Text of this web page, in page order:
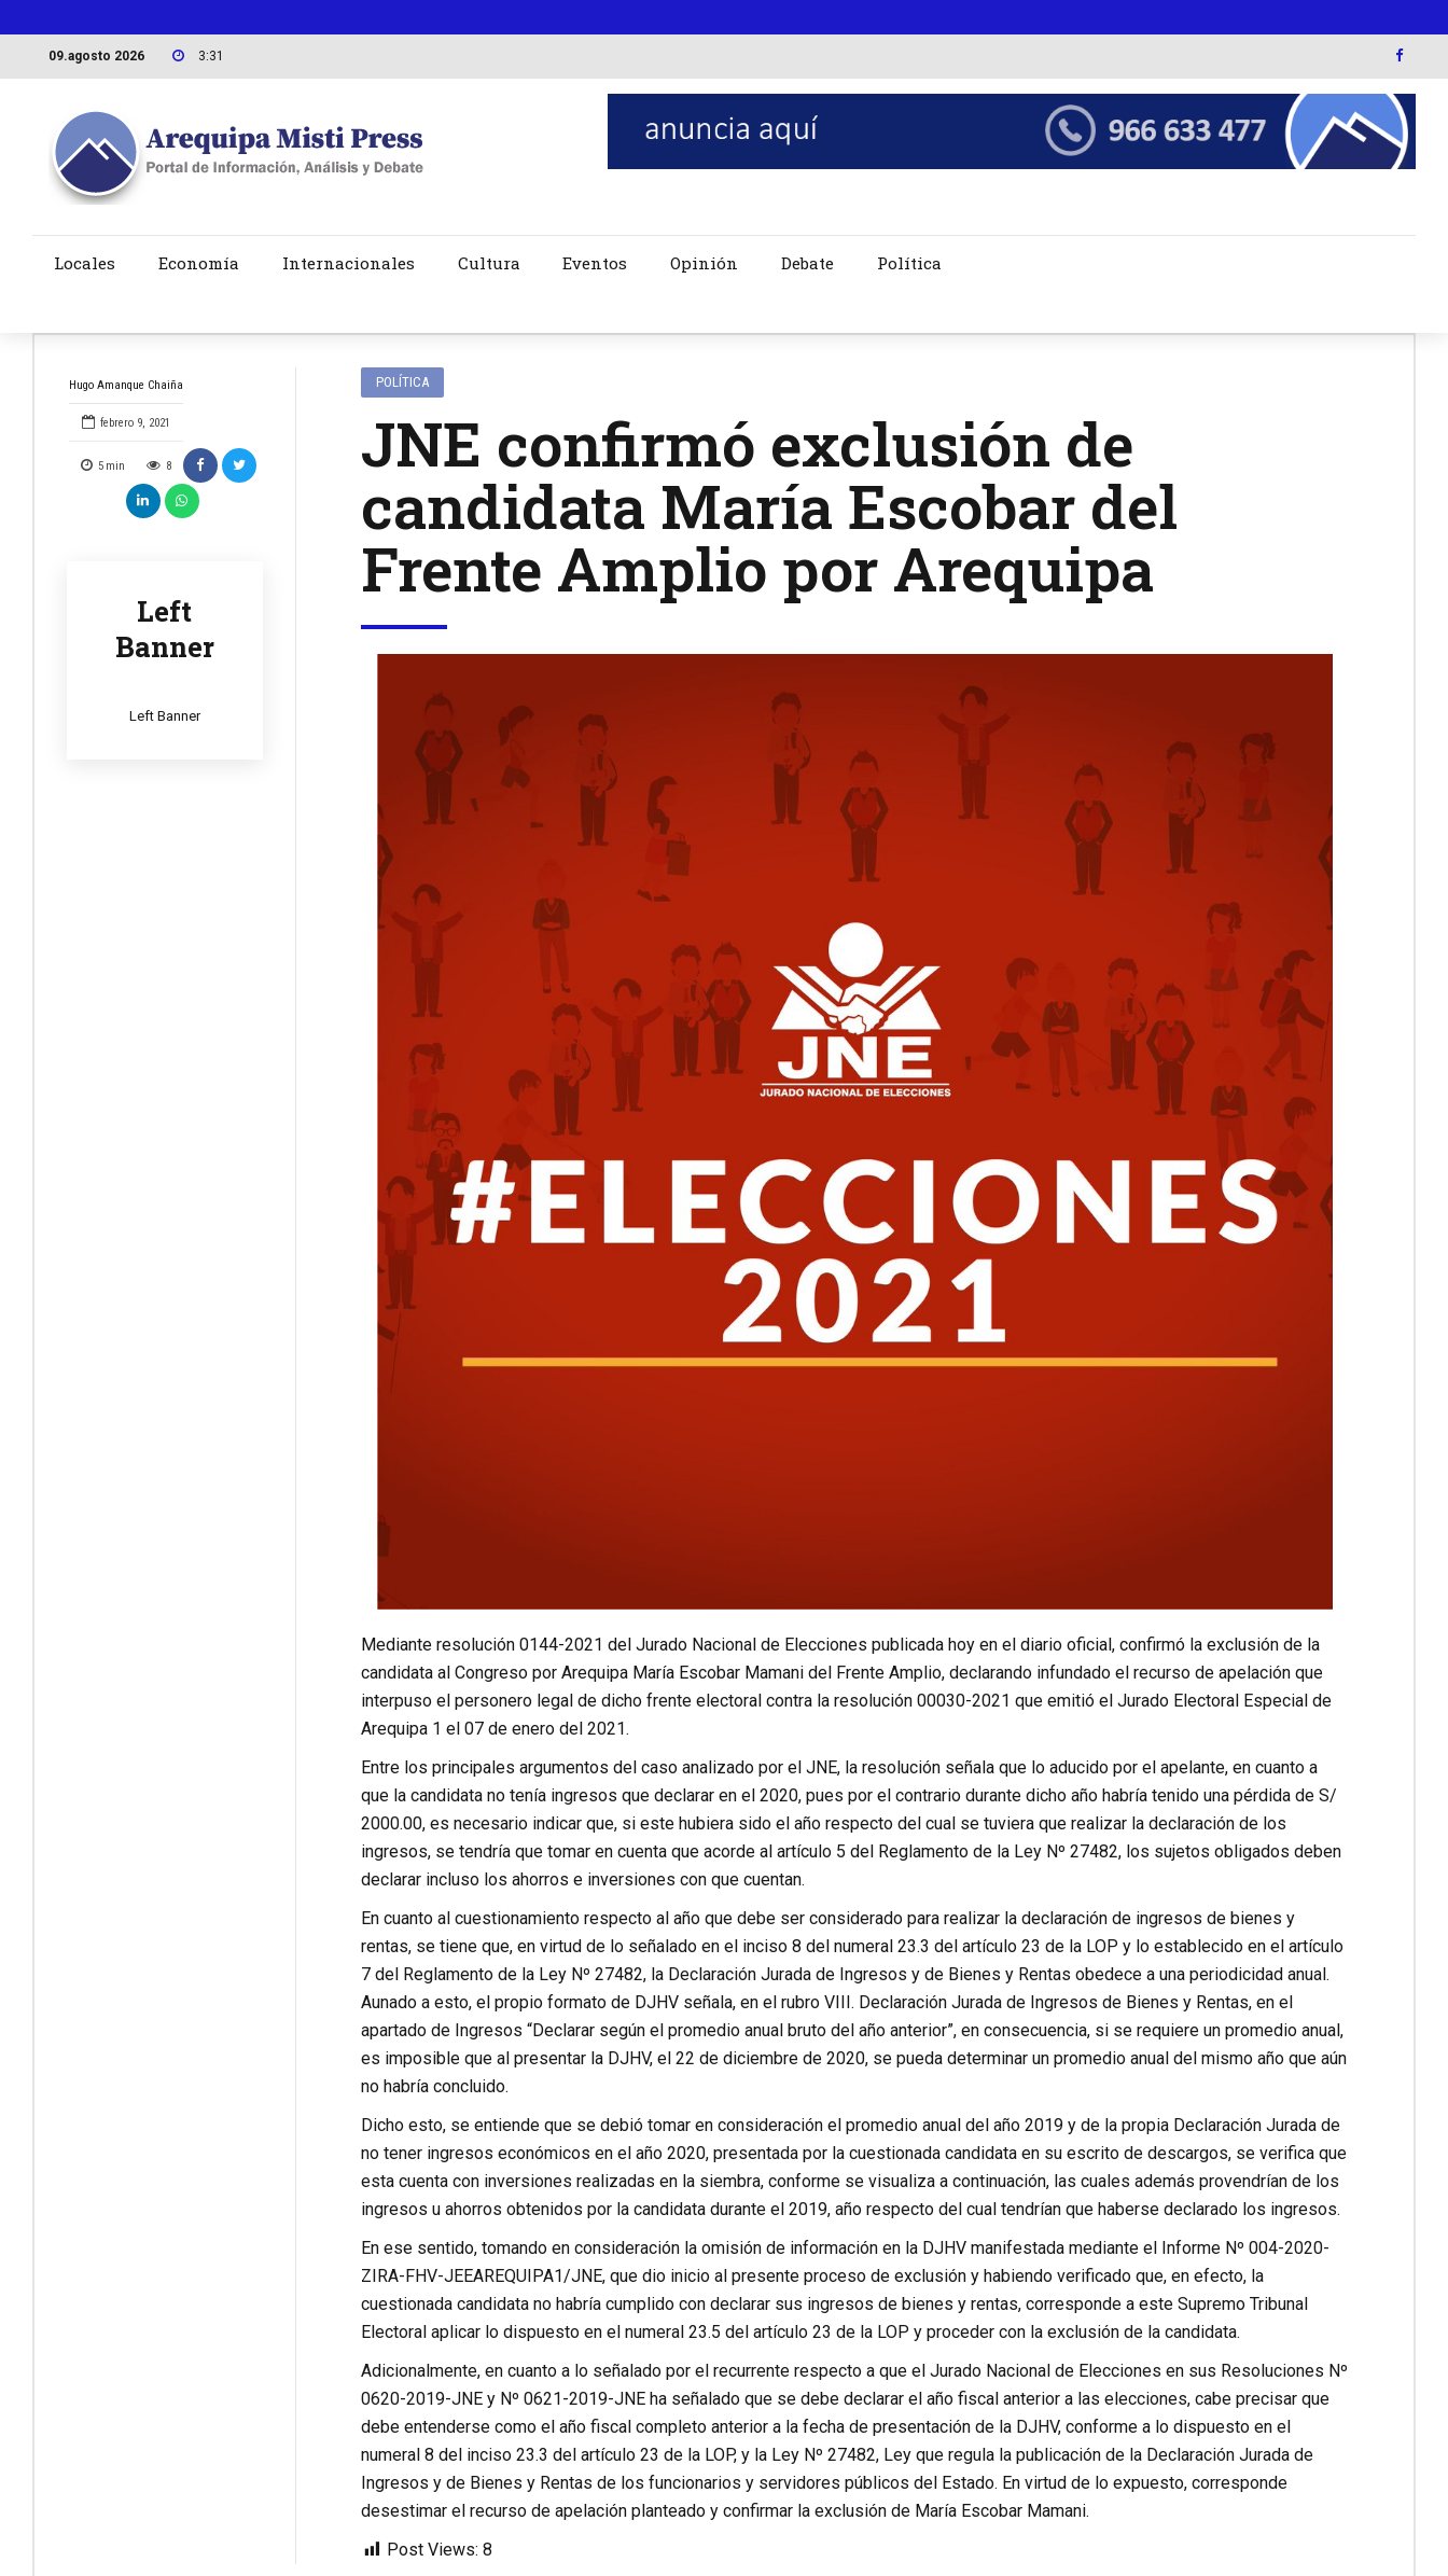
09.agosto 2026 3:31
Locales Economía Internacionales Cultura Eventos Opinión Debate Política
Hugo Amanque Chaiña
febrero 9, 2021
5 min 8
Left
Banner
Left Banner
POLÍTICA
JNE confirmó exclusión de
candidata María Escobar del
Frente Amplio por Arequipa
Mediante resolución 0144-2021 del Jurado Nacional de Elecciones publicada hoy en el diario oficial, confirmó la exclusión de la
candidata al Congreso por Arequipa María Escobar Mamani del Frente Amplio, declarando infundado el recurso de apelación que
interpuso el personero legal de dicho frente electoral contra la resolución 00030-2021 que emitió el Jurado Electoral Especial de
Arequipa 1 el 07 de enero del 2021.
Entre los principales argumentos del caso analizado por el JNE, la resolución señala que lo aducido por el apelante, en cuanto a
que la candidata no tenía ingresos que declarar en el 2020, pues por el contrario durante dicho año habría tenido una pérdida de S/
2000.00, es necesario indicar que, si este hubiera sido el año respecto del cual se tuviera que realizar la declaración de los
ingresos, se tendría que tomar en cuenta que acorde al artículo 5 del Reglamento de la Ley Nº 27482, los sujetos obligados deben
declarar incluso los ahorros e inversiones con que cuentan.
En cuanto al cuestionamiento respecto al año que debe ser considerado para realizar la declaración de ingresos de bienes y
rentas, se tiene que, en virtud de lo señalado en el inciso 8 del numeral 23.3 del artículo 23 de la LOP y lo establecido en el artículo
7 del Reglamento de la Ley Nº 27482, la Declaración Jurada de Ingresos y de Bienes y Rentas obedece a una periodicidad anual.
Aunado a esto, el propio formato de DJHV señala, en el rubro VIII. Declaración Jurada de Ingresos de Bienes y Rentas, en el
apartado de Ingresos “Declarar según el promedio anual bruto del año anterior”, en consecuencia, si se requiere un promedio anual,
es imposible que al presentar la DJHV, el 22 de diciembre de 2020, se pueda determinar un promedio anual del mismo año que aún
no habría concluido.
Dicho esto, se entiende que se debió tomar en consideración el promedio anual del año 2019 y de la propia Declaración Jurada de
no tener ingresos económicos en el año 2020, presentada por la cuestionada candidata en su escrito de descargos, se verifica que
esta cuenta con inversiones realizadas en la siembra, conforme se visualiza a continuación, las cuales además provendrían de los
ingresos u ahorros obtenidos por la candidata durante el 2019, año respecto del cual tendrían que haberse declarado los ingresos.
En ese sentido, tomando en consideración la omisión de información en la DJHV manifestada mediante el Informe Nº 004-2020-
ZIRA-FHV-JEEAREQUIPA1/JNE, que dio inicio al presente proceso de exclusión y habiendo verificado que, en efecto, la
cuestionada candidata no habría cumplido con declarar sus ingresos de bienes y rentas, corresponde a este Supremo Tribunal
Electoral aplicar lo dispuesto en el numeral 23.5 del artículo 23 de la LOP y proceder con la exclusión de la candidata.
Adicionalmente, en cuanto a lo señalado por el recurrente respecto a que el Jurado Nacional de Elecciones en sus Resoluciones Nº
0620-2019-JNE y Nº 0621-2019-JNE ha señalado que se debe declarar el año fiscal anterior a las elecciones, cabe precisar que
debe entenderse como el año fiscal completo anterior a la fecha de presentación de la DJHV, conforme a lo dispuesto en el
numeral 8 del inciso 23.3 del artículo 23 de la LOP, y la Ley Nº 27482, Ley que regula la publicación de la Declaración Jurada de
Ingresos y de Bienes y Rentas de los funcionarios y servidores públicos del Estado. En virtud de lo expuesto, corresponde
desestimar el recurso de apelación planteado y confirmar la exclusión de María Escobar Mamani.
Post Views: 8